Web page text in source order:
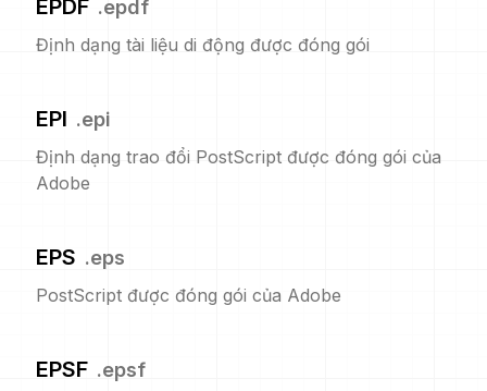
EPDF .epdf
Định dạng tài liệu di động được đóng gói
EPI .epi
Định dạng trao đổi PostScript được đóng gói của
Adobe
EPS .eps
PostScript được đóng gói của Adobe
EPSF .epsf